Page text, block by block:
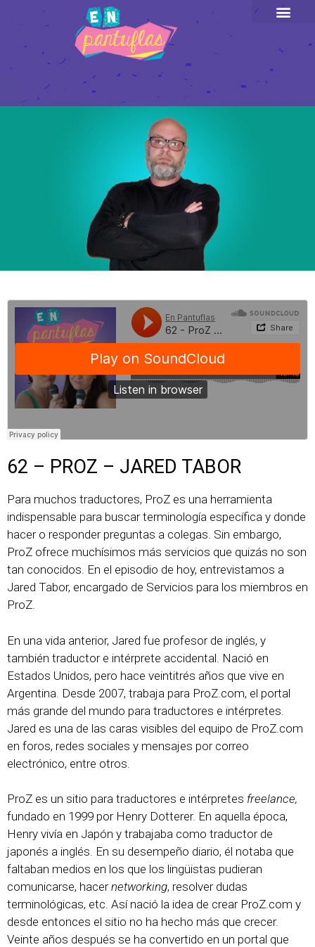
62 – PROZ – JARED TABOR
Para muchos traductores, ProZ es una herramienta
indispensable para buscar terminología específica y donde
hacer o responder preguntas a colegas. Sin embargo,
ProZ ofrece muchísimos más servicios que quizás no son
tan conocidos. En el episodio de hoy, entrevistamos a
Jared Tabor, encargado de Servicios para los miembros en
ProZ.
En una vida anterior, Jared fue profesor de inglés, y
también traductor e intérprete accidental. Nació en
Estados Unidos, pero hace veintitrés años que vive en
Argentina. Desde 2007, trabaja para ProZ.com, el portal
más grande del mundo para traductores e intérpretes.
Jared es una de las caras visibles del equipo de ProZ.com
en foros, redes sociales y mensajes por correo
electrónico, entre otros.
ProZ es un sitio para traductores e intérpretes freelance,
fundado en 1999 por Henry Dotterer. En aquella época,
Henry vivía en Japón y trabajaba como traductor de
japonés a inglés. En su desempeño diario, él notaba que
faltaban medios en los que los lingüistas pudieran
comunicarse, hacernetworking, resolver dudas
terminológicas, etc. Así nació la idea de crear ProZ.com y
desde entonces el sitio no ha hecho más que crecer.
Veinte años después se ha convertido en un portal que